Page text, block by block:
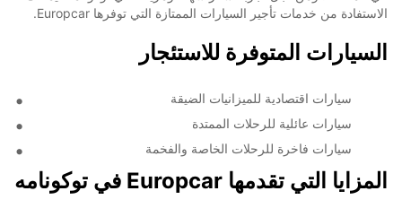
الاستفادة من خدمات تأجير السيارات الممتازة التي توفرها Europcar.
السيارات المتوفرة للاستئجار
سيارات اقتصادية للميزانيات الضيقة
سيارات عائلية للرحلات الممتدة
سيارات فاخرة للرحلات الخاصة والفخمة
المزايا التي تقدمها Europcar في توكونامه